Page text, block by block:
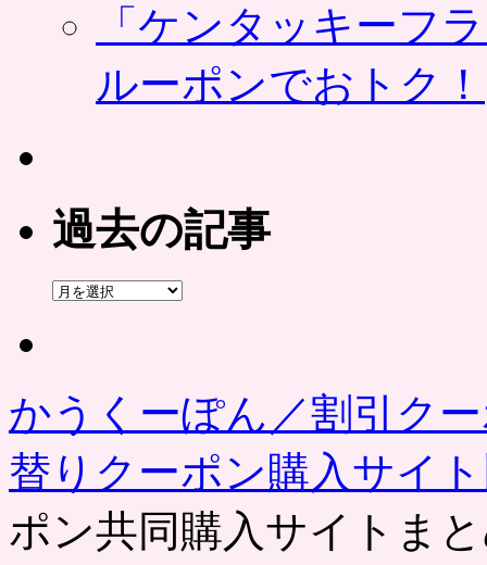
「ケンタッキーフ
ルーポンでおトク！
過去の記事
過
かうくーぽん／割引ク
替りクーポン購入サイ
ポン共同購入サイトま